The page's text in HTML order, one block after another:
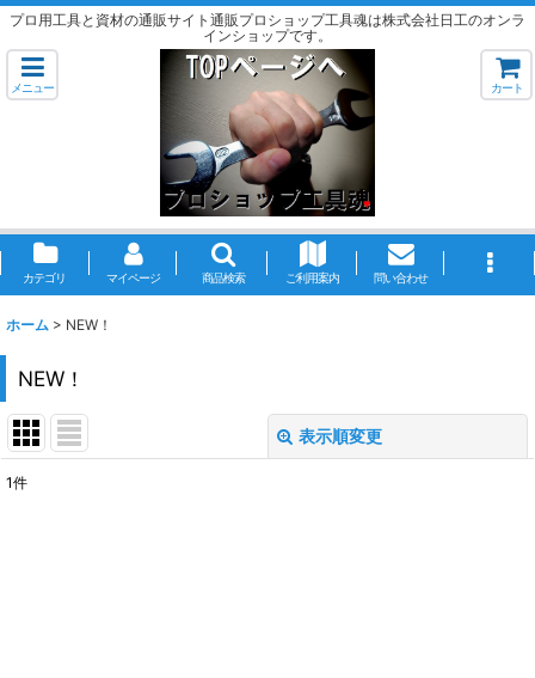
プロ用工具と資材の通販サイト通販プロショップ工具魂は株式会社日工のオンラ
インショップです。
メニュー カート
カテゴリ マイページ 商品検索 ご利用案内 問い合わせ
ホーム > NEW！
NEW！
表示順変更
1件